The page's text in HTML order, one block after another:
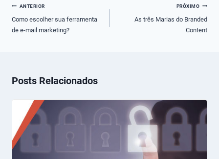
Navegação
de
Post
ANTERIOR
Como escolher sua ferramenta
de e-mail marketing?
PRÓXIMO
As três Marias do Branded
Content
Posts Relacionados